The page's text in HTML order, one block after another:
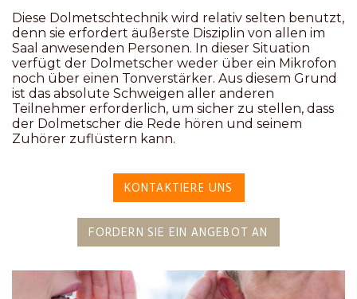
Diese Dolmetschtechnik wird relativ selten benutzt,
denn sie erfordert äußerste Disziplin von allen im
Saal anwesenden Personen. In dieser Situation
verfügt der Dolmetscher weder über ein Mikrofon
noch über einen Tonverstärker. Aus diesem Grund
ist das absolute Schweigen aller anderen
Teilnehmer erforderlich, um sicher zu stellen, dass
der Dolmetscher die Rede hören und seinem
Zuhörer zuflüstern kann.
KONTAKTIERE UNS
FORDERN SIE EIN ANGEBOT AN